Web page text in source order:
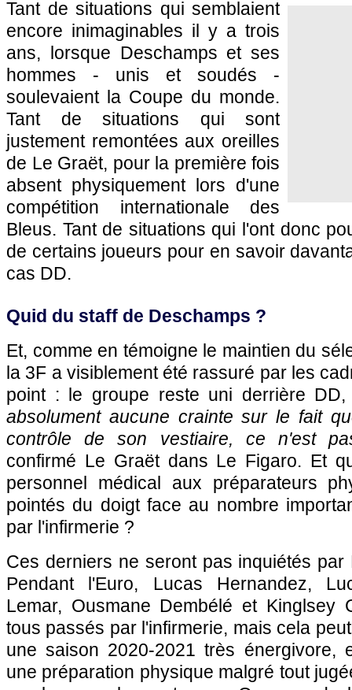
Tant de situations qui semblaient
encore inimaginables il y a trois
ans, lorsque Deschamps et ses
hommes - unis et soudés -
soulevaient la Coupe du monde.
Tant de situations qui sont
justement remontées aux oreilles
de Le Graët, pour la première fois
absent physiquement lors d'une
compétition internationale des
Bleus. Tant de situations qui l'ont donc
de certains joueurs pour en savoir
cas DD.
Quid du staff de Deschamps ?
Et, comme en témoigne le maintien du
la 3F a visiblement été rassuré par les
point : le groupe reste uni derrière
absolument aucune crainte sur le fait
contrôle de son vestiaire, ce n'est
confirmé Le Graët dans Le Figaro. Et
personnel médical aux préparateurs
pointés du doigt face au nombre
par l'infirmerie ?
Ces derniers ne seront pas inquiétés
Pendant l'Euro, Lucas Hernandez,
Lemar, Ousmane Dembélé et Kinglsey
tous passés par l'infirmerie, mais cela
une saison 2020-2021 très énergivore,
une préparation physique malgré tout